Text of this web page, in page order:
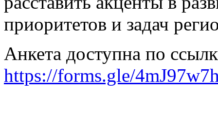
приоритетов и задач
Анкета доступна по
https://forms.gle/